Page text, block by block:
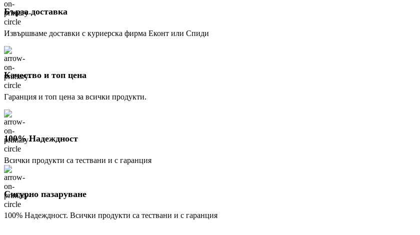
Бърза доставка
Извършваме доставки с куриерска фирма Еконт или Спиди
Качество и топ цена
Гаранция и топ цена за всички продукти.
100% Надеждност
Всички продукти са тествани и с гаранция
Сигурно пазаруване
100% Надеждност. Всички продукти са тествани и с гаранция